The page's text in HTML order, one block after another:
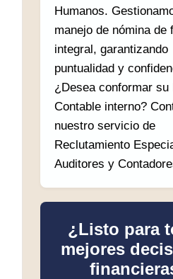
Humanos.
manejo de nómina de
integral, garantizando
puntualidad y
¿Desea conformar su
Contable interno?
nuestro servicio de
Reclutamiento
Auditores y
¿Listo para
mejores